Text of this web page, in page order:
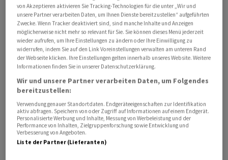
für eine Leitzinssenkung in den Vereinigten Staaten in
diesem Jahr sinkt angesichts der Folgen des
Energiepreisanstiegs.
Die Kursausschläge am Anleihemarkt hielten sich jedoch
in Grenzen. Schliesslich beruhigte sich die Lage am
Ölmarkt etwas. Ein Ende der Schliessung der Strasse
(AWP)
von Akzeptieren aktivieren Sie Tracking-Technologien für die unter „Wir und
unsere Partner verarbeiten Daten, um Ihnen Dienste bereitzustellen“ aufgeführten
Zwecke. Wenn Tracker deaktiviert sind, sind manche Inhalte und Anzeigen
möglicherweise nicht mehr so relevant für Sie. Sie können dieses Menü jederzeit
wieder aufrufen, um Ihre Einstellungen zu ändern oder Ihre Einwilligung zu
widerrufen, indem Sie auf den Link Voreinstellungen verwalten am unteren Rand
der Webseite klicken. Ihre Einstellungen gelten innerhalb unseres Website. Weitere
Informationen finden Sie in unserer Datenschutzerklärung.
Wir und unsere Partner verarbeiten Daten, um Folgendes
bereitzustellen:
Verwendung genauer Standortdaten. Endgeräteeigenschaften zur Identifikation
aktiv abfragen. Speichern von oder Zugriff auf Informationen auf einem Endgerät.
Personalisierte Werbung und Inhalte, Messung von Werbeleistung und der
Performance von Inhalten, Zielgruppenforschung sowie Entwicklung und
Verbesserung von Angeboten.
Liste der Partner (Lieferanten)